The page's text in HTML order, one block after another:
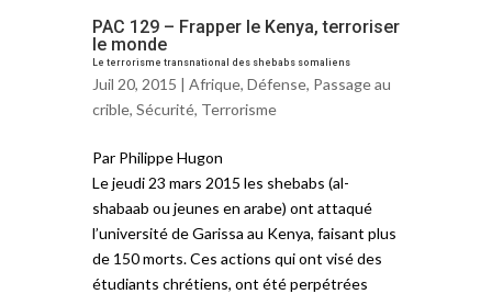
PAC 129 – Frapper le Kenya, terroriser
le monde
Le terrorisme transnational des shebabs somaliens
Juil 20, 2015 | Afrique, Défense, Passage au
crible, Sécurité, Terrorisme
Par Philippe Hugon
Le jeudi 23 mars 2015 les shebabs (al-
shabaab ou jeunes en arabe) ont attaqué
l’université de Garissa au Kenya, faisant plus
de 150 morts. Ces actions qui ont visé des
étudiants chrétiens, ont été perpétrées